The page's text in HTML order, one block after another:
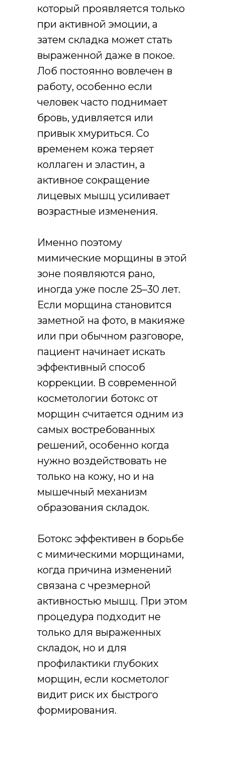
который проявляется только
при активной эмоции, а
затем складка может стать
выраженной даже в покое.
Лоб постоянно вовлечен в
работу, особенно если
человек часто поднимает
бровь, удивляется или
привык хмуриться. Со
временем кожа теряет
коллаген и эластин, а
активное сокращение
лицевых мышц усиливает
возрастные изменения.
Именно поэтому
мимические морщины в этой
зоне появляются рано,
иногда уже после 25–30 лет.
Если морщина становится
заметной на фото, в макияже
или при обычном разговоре,
пациент начинает искать
эффективный способ
коррекции. В современной
косметологии ботокс от
морщин считается одним из
самых востребованных
решений, особенно когда
нужно воздействовать не
только на кожу, но и на
мышечный механизм
образования складок.
Ботокс эффективен в борьбе
с мимическими морщинами,
когда причина изменений
связана с чрезмерной
активностью мышц. При этом
процедура подходит не
только для выраженных
складок, но и для
профилактики глубоких
морщин, если косметолог
видит риск их быстрого
формирования.